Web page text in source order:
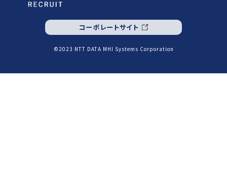
コーポレートサイト
©2023 NTT DATA MHI Systems Corporation